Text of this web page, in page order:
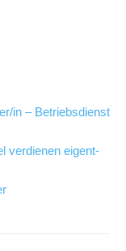
in – Betriebs­dienst
ver­die­nen eigent­